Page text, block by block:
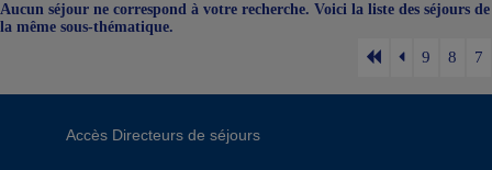
Aucun séjour ne correspond à votre recherche. Voici la liste des séjours de
la même sous-thématique.
9 8 7
Accès Directeurs de séjours